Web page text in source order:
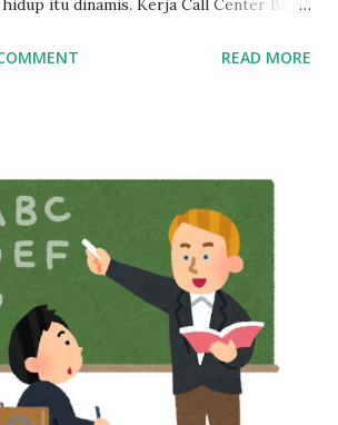
itu dinamis. Kerja Call Center Bisa
masih betah kerja sebagai customer
seorang anak muda umur 20 tahun kerja
per hari. Bisa dibilang pas-pasan buat
Tapi semuanya berubah waktu dia
center. Begitu terima gaji pertamanya,
undian. Pendapatannya langsung naik
hidup jadi lebih cerah. Tapi cerita gak
besar di awal bisa bikin terlena.
cukup, padahal tantangan hidup ma...
READ MORE